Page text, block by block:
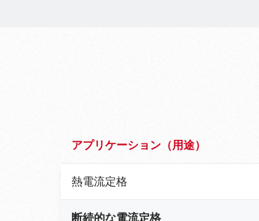
アプリケーション（用途）
熱電流定格